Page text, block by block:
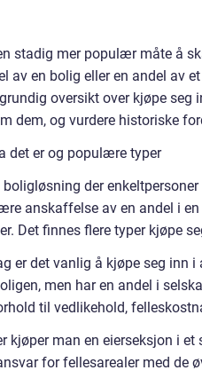
stadig mer populær måte å
av en bolig eller en andel av
oversikt over kjøpe seg
dem, og vurdere historiske
det er og populære typer
der
anskaffelse av en andel i
Det finnes flere typer kjøpe
er det vanlig å kjøpe seg inn
men har en andel i
til vedlikehold,
kjøper man en eierseksjon i
for fellesarealer med de